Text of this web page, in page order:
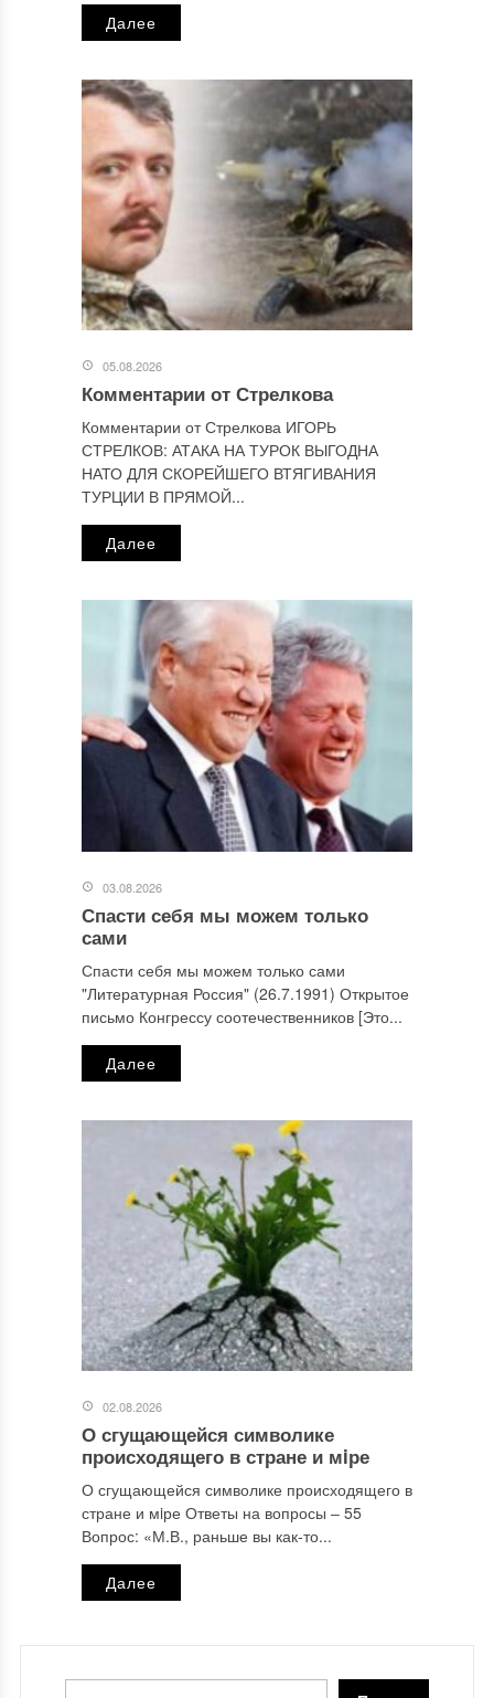
Этот сайт использует Akismet для борьбы со спамом.
Узнайте, как обрабатываются ваши данные комментариев
персональных данных.
Далее
05.08.2026
Комментарии от Стрелкова
Комментарии от Стрелкова ИГОРЬ
СТРЕЛКОВ: АТАКА НА ТУРОК ВЫГОДНА
НАТО ДЛЯ СКОРЕЙШЕГО ВТЯГИВАНИЯ
ТУРЦИИ В ПРЯМОЙ...
Далее
03.08.2026
Спасти себя мы можем только
сами
Спасти себя мы можем только сами
"Литературная Россия" (26.7.1991) Открытое
письмо Конгрессу соотечественников [Это...
Далее
02.08.2026
О сгущающейся символике
происходящего в стране и мiре
О сгущающейся символике происходящего в
стране и мiре Ответы на вопросы ‒ 55
Вопрос: «М.В., раньше вы как-то...
Далее